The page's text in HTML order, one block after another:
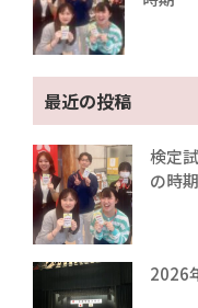
最近の投稿
検定
の時期
2026